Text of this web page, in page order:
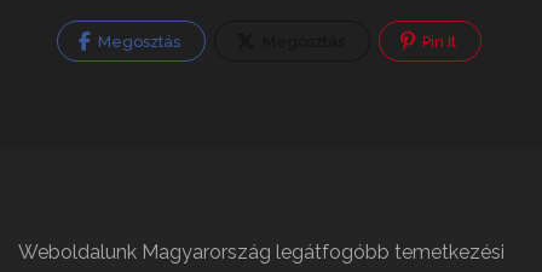
Megosztás Pin It
Weboldalunk Magyarország legátfogóbb temetkezési